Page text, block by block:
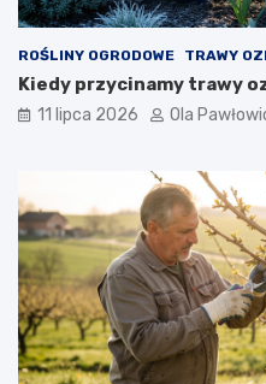
ROŚLINY OGRODOWE TRAWY
Kiedy przycinamy trawy
11 lipca 2026 Ola